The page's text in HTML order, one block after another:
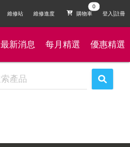
維修站 維修進度 購物車 登入|註冊
最新消息 每月精選 優惠精選